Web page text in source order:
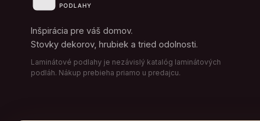
Inšpirácia pre váš domov.
Stovky dekorov, hrubiek a tried odolnosti.
Laminátové podlahy je nezávislý katalóg laminátových
podláh. Nákup prebieha priamo u predajcu.